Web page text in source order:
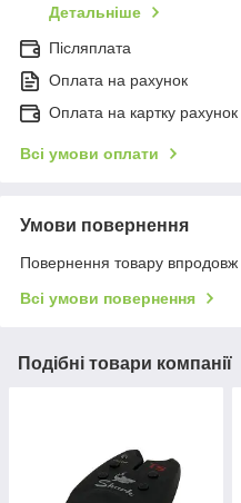
Детальніше
Післяплата
Оплата на рахунок
Оплата на картку
Всі умови оплати
Умови повернення
Повернення товару впродовж
Всі умови повернення
Подібні товари компанії